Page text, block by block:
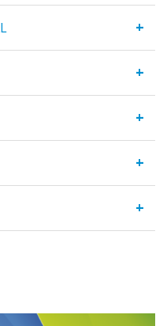
+
+
+
+
+